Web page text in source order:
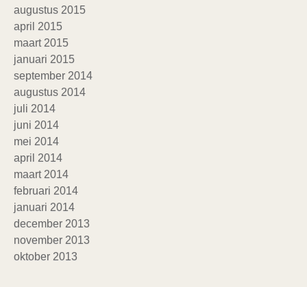
augustus 2015
april 2015
maart 2015
januari 2015
september 2014
augustus 2014
juli 2014
juni 2014
mei 2014
april 2014
maart 2014
februari 2014
januari 2014
december 2013
november 2013
oktober 2013